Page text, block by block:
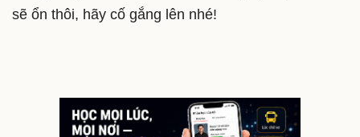
sẽ ổn thôi, hãy cố gắng lên nhé!